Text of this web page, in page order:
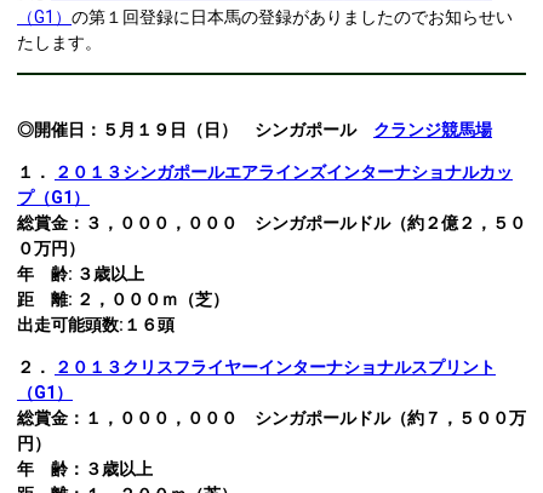
（G1） の第１回登録に日本馬の登録がありましたのでお知らせい
たします。
◎開催日：５月１９日（日） シンガポール クランジ競馬場
１．
２０１３シンガポールエアラインズインターナショナルカッ
プ（G1）
総賞金：３，０００，０００ シンガポールドル（約２億２，５０
０万円）
年 齢: ３歳以上
距 離: ２，０００ｍ（芝）
出走可能頭数:１６頭
２．
２０１３クリスフライヤーインターナショナルスプリント
（G1）
総賞金：１，０００，０００ シンガポールドル（約７，５００万
円）
年 齢：３歳以上